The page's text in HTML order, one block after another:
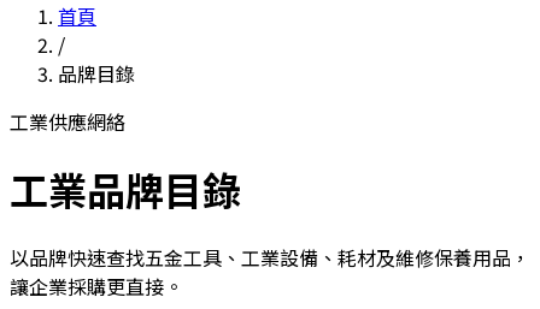
首頁
/
品牌目錄
工業供應網絡
工業品牌目錄
以品牌快速查找五金工具、工業設備、耗材及維修保養用品，
讓企業採購更直接。